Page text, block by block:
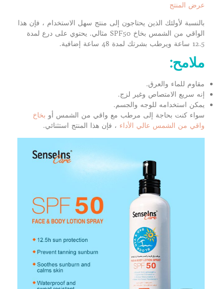
عرض المنتج
بالنسبة لأولئك الذين يحتاجون إلى منتج سهل الاستخدام ، فإن هذا
الواقي من الشمس بخاخ SPF50 مثالي. يحتوي على درع لمدة
12.5 ساعة ويرطب بشرتك لمدة 48 ساعة إضافية.
ملامح:
مقاوم للماء والعرق.
إنه سريع الامتصاص وغير لزج.
يمكن استخدامه للوجه والجسم.
سواء كنت بحاجة إلى مرطب مع واقي من الشمس أو بخاخ
واقي من الشمس عالي الأداء ، فإن هذا المنتج استثنائي.